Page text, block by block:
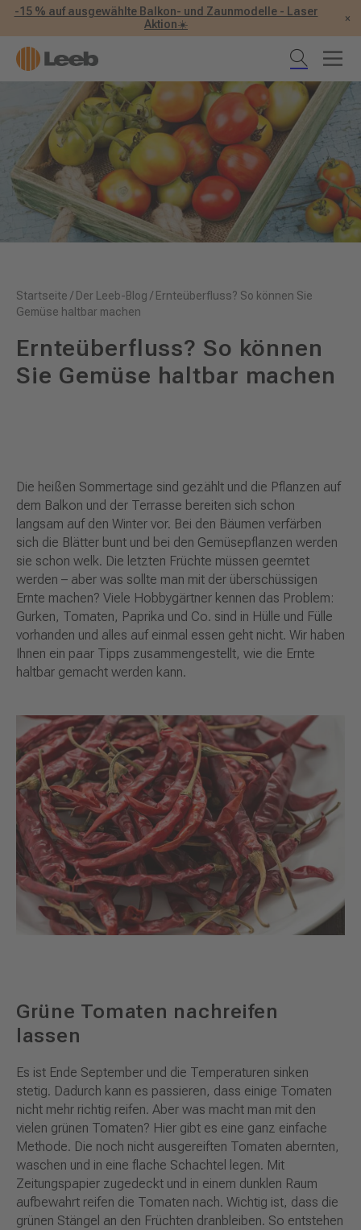
-15 % auf ausgewählte Balkon- und Zaunmodelle - Laser
Aktion☀️
×
Startseite / Der Leeb-Blog / Ernteüberfluss? So können Sie
Gemüse haltbar machen
Ernteüberfluss? So können
Sie Gemüse haltbar machen
Die heißen Sommertage sind gezählt und die Pflanzen auf
dem Balkon und der Terrasse bereiten sich schon
langsam auf den Winter vor. Bei den Bäumen verfärben
sich die Blätter bunt und bei den Gemüsepflanzen werden
sie schon welk. Die letzten Früchte müssen geerntet
werden – aber was sollte man mit der überschüssigen
Ernte machen? Viele Hobbygärtner kennen das Problem:
Gurken, Tomaten, Paprika und Co. sind in Hülle und Fülle
vorhanden und alles auf einmal essen geht nicht. Wir haben
Ihnen ein paar Tipps zusammengestellt, wie die Ernte
haltbar gemacht werden kann.
Grüne Tomaten nachreifen
lassen
Es ist Ende September und die Temperaturen sinken
stetig. Dadurch kann es passieren, dass einige Tomaten
nicht mehr richtig reifen. Aber was macht man mit den
vielen grünen Tomaten? Hier gibt es eine ganz einfache
Methode. Die noch nicht ausgereiften Tomaten abernten,
waschen und in eine flache Schachtel legen. Mit
Zeitungspapier zugedeckt und in einem dunklen Raum
aufbewahrt reifen die Tomaten nach. Wichtig ist, dass die
grünen Stängel an den Früchten dranbleiben. So entstehen